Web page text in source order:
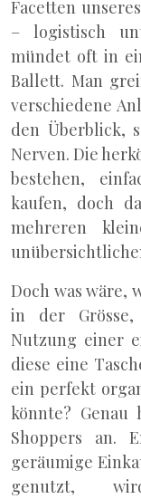
Facetten
– logistisch
mündet oft in
Ballett. Man
verschiedene
den Überblick,
Nerven. Die
bestehen,
kaufen, doch
mehreren
Doch was wäre,
in der
Nutzung einer
diese eine
ein perfekt
könnte?
Shoppers an.
geräumige
genutzt,